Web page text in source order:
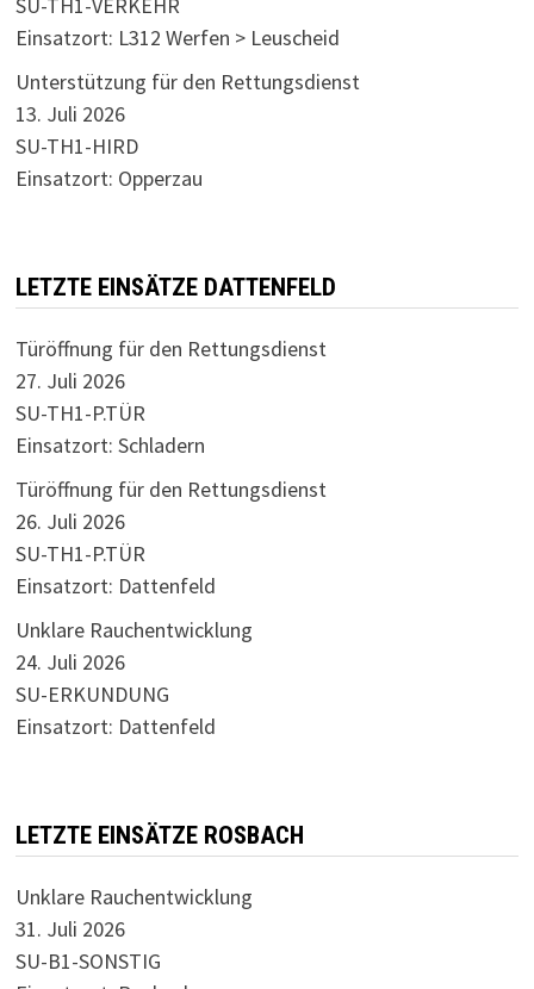
Einsatzort: L312 Werfen > Leuscheid
Unterstützung für den Rettungsdienst
13. Juli 2026
SU-TH1-HIRD
Einsatzort: Opperzau
LETZTE EINSÄTZE DATTENFELD
Türöffnung für den Rettungsdienst
27. Juli 2026
SU-TH1-P.TÜR
Einsatzort: Schladern
Türöffnung für den Rettungsdienst
26. Juli 2026
SU-TH1-P.TÜR
Einsatzort: Dattenfeld
Unklare Rauchentwicklung
24. Juli 2026
SU-ERKUNDUNG
Einsatzort: Dattenfeld
LETZTE EINSÄTZE ROSBACH
Unklare Rauchentwicklung
31. Juli 2026
SU-B1-SONSTIG